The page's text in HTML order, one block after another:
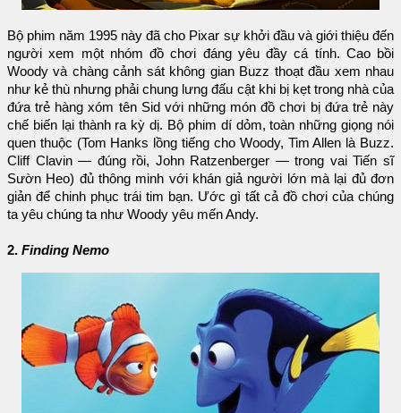
Bộ phim năm 1995 này đã cho Pixar sự khởi đầu và giới thiệu đến
người xem một nhóm đồ chơi đáng yêu đầy cá tính. Cao bồi
Woody và chàng cảnh sát không gian Buzz thoạt đầu xem nhau
như kẻ thù nhưng phải chung lưng đấu cật khi bị kẹt trong nhà của
đứa trẻ hàng xóm tên Sid với những món đồ chơi bị đứa trẻ này
chế biến lại thành ra kỳ dị. Bộ phim dí dỏm, toàn những giọng nói
quen thuộc (Tom Hanks lồng tiếng cho Woody, Tim Allen là Buzz.
Cliff Clavin — đúng rồi, John Ratzenberger — trong vai Tiến sĩ
Sườn Heo) đủ thông minh với khán giả người lớn mà lại đủ đơn
giản để chinh phục trái tim bạn. Ước gì tất cả đồ chơi của chúng
ta yêu chúng ta như Woody yêu mến Andy.
2. Finding Nemo